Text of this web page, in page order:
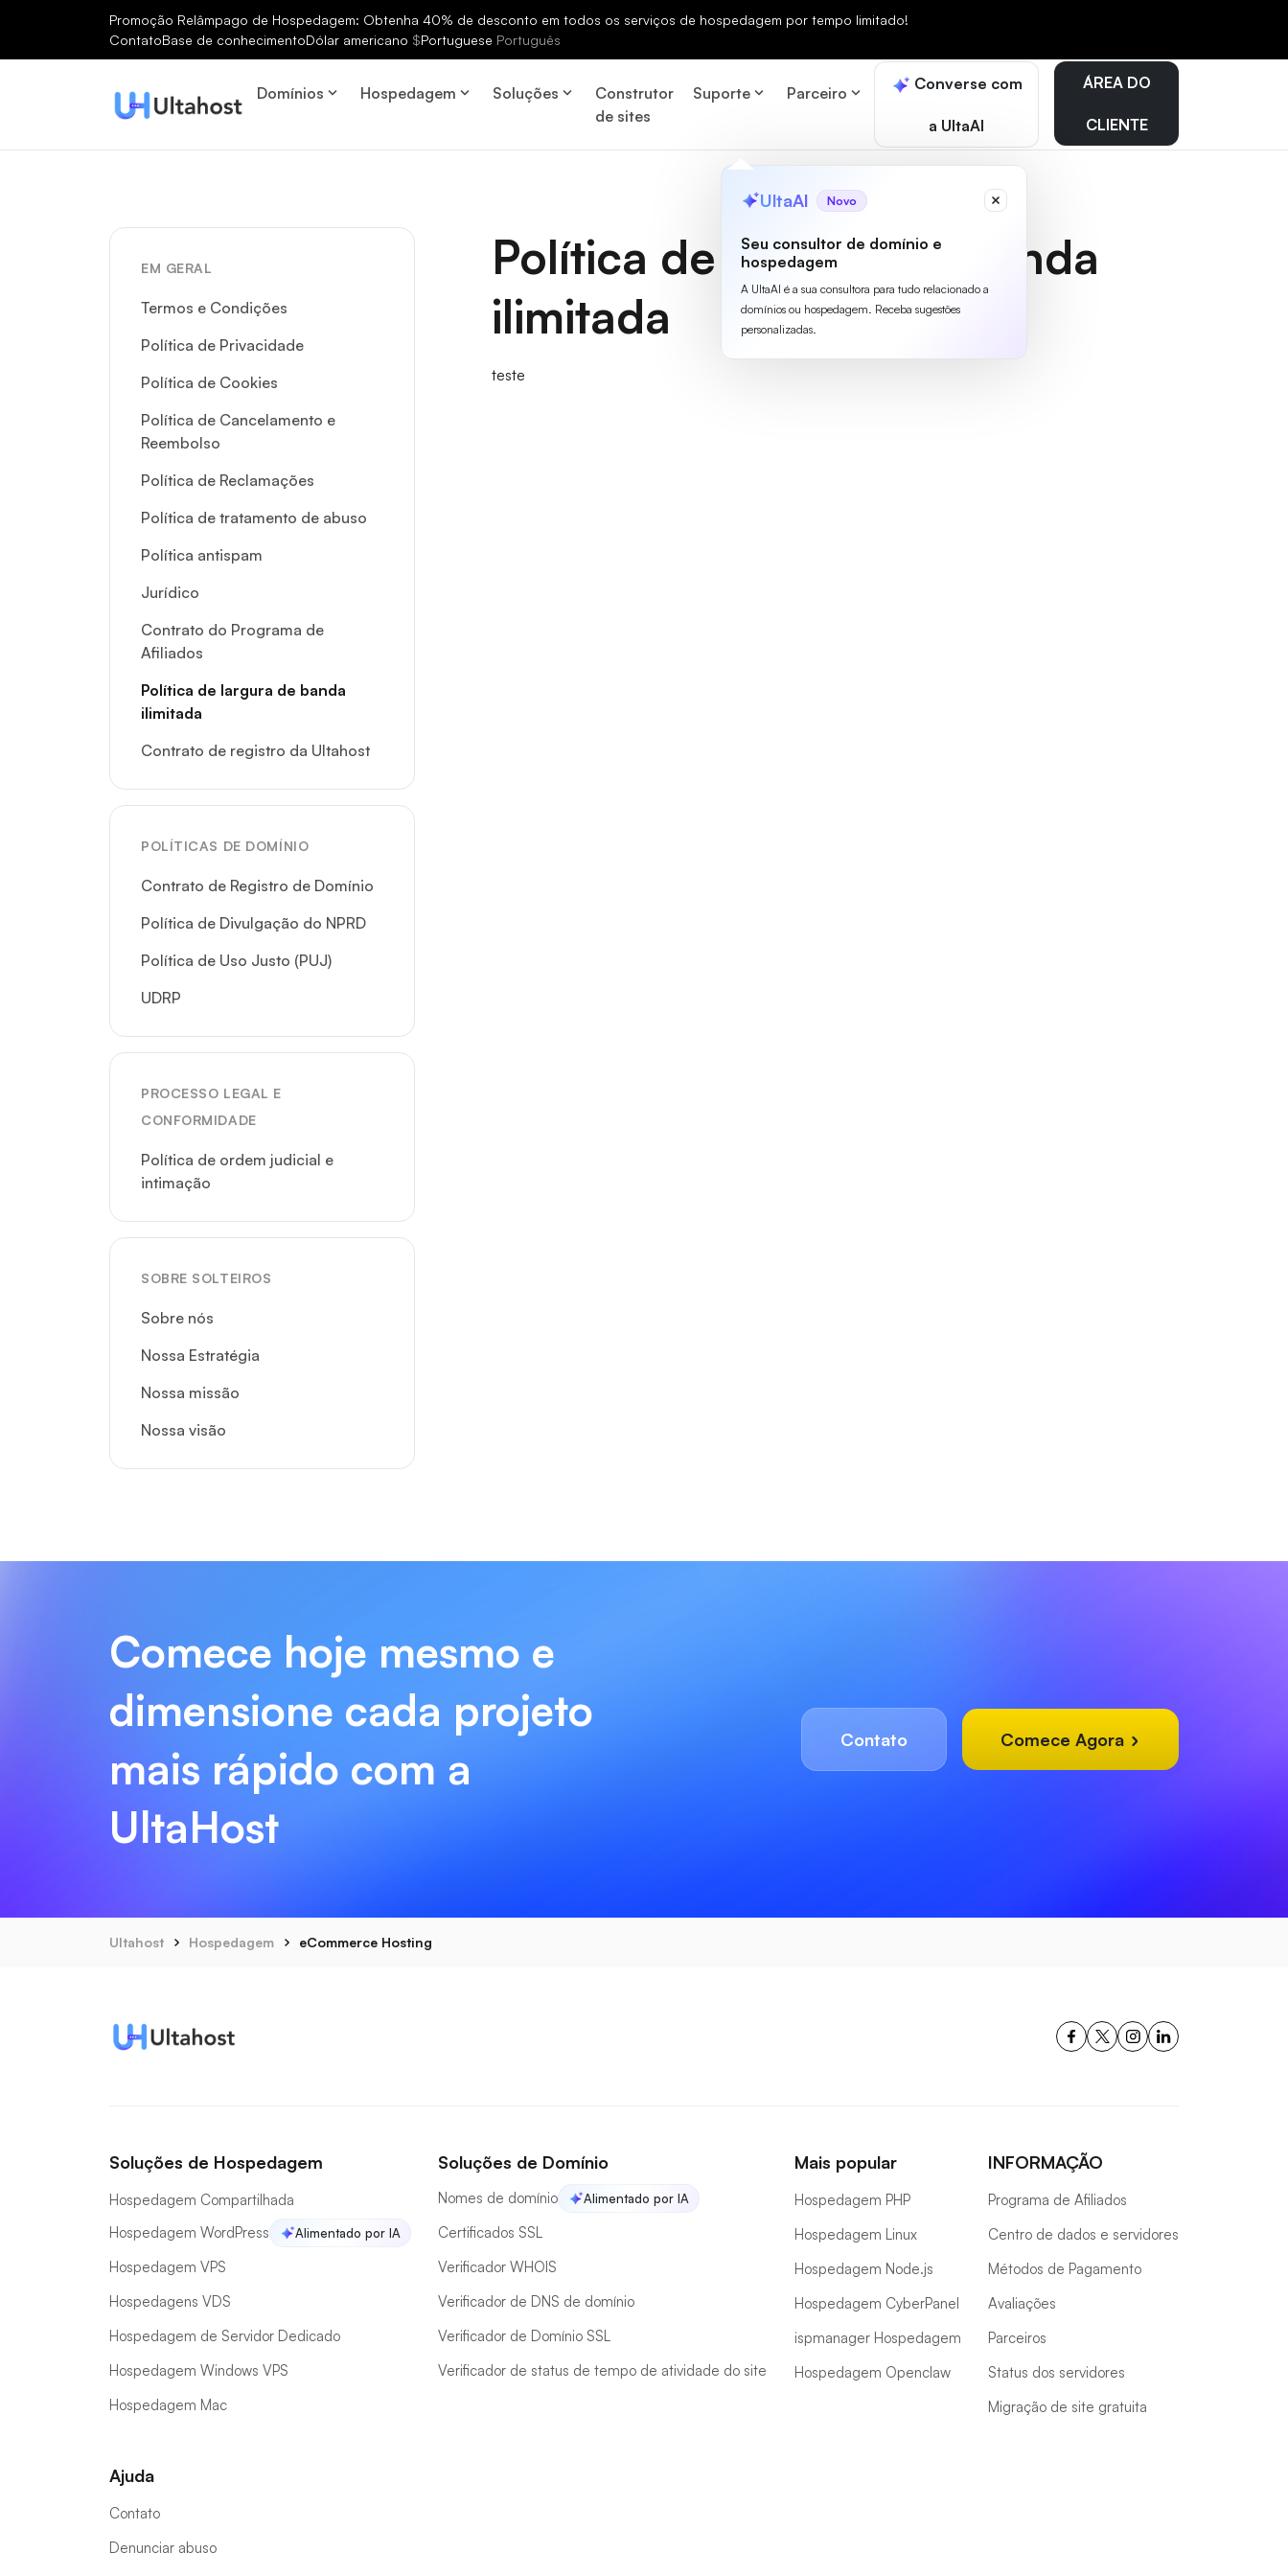
Promoção Relâmpago de Hospedagem: Obtenha 40% de desconto em todos os serviços de hospedagem por tempo limitado!
ContatoBase de conhecimentoDólar americano $Portuguese Português
Domínios Hospedagem Soluções
Construtor
de sites
Suporte Parceiro Converse com
a UltaAI
UltaAI Novo
Seu consultor de domínio e
hospedagem
A UltaAI é a sua consultora para tudo relacionado a
domínios ou hospedagem. Receba sugestões
personalizadas.
ÁREA DO
CLIENTE
EM GERAL
Termos e Condições
Política de Privacidade
Política de Cookies
Política de Cancelamento e
Reembolso
Política de Reclamações
Política de tratamento de abuso
Política antispam
Jurídico
Contrato do Programa de
Afiliados
Política de largura de banda
ilimitada
Contrato de registro da Ultahost
POLÍTICAS DE DOMÍNIO
Contrato de Registro de Domínio
Política de Divulgação do NPRD
Política de Uso Justo (PUJ)
UDRP
PROCESSO LEGAL E
CONFORMIDADE
Política de ordem judicial e
intimação
SOBRE SOLTEIROS
Sobre nós
Nossa Estratégia
Nossa missão
Nossa visão
Política de largura de banda
ilimitada
teste
Comece hoje mesmo e
dimensione cada projeto
mais rápido com a
UltaHost
Contato Comece Agora
Ultahost Hospedagem eCommerce Hosting
Soluções de Hospedagem
Hospedagem Compartilhada
Hospedagem WordPress
Alimentado por IA
Hospedagem VPS
Hospedagens VDS
Hospedagem de Servidor Dedicado
Hospedagem Windows VPS
Hospedagem Mac
Soluções de Domínio
Nomes de domínio Alimentado por IA
Certificados SSL
Verificador WHOIS
Verificador de DNS de domínio
Verificador de Domínio SSL
Verificador de status de tempo de atividade do site
Mais popular
Hospedagem PHP
Hospedagem Linux
Hospedagem Node.js
Hospedagem CyberPanel
ispmanager Hospedagem
Hospedagem Openclaw
INFORMAÇÃO
Programa de Afiliados
Centro de dados e servidores
Métodos de Pagamento
Avaliações
Parceiros
Status dos servidores
Migração de site gratuita
Ajuda
Contato
Denunciar abuso